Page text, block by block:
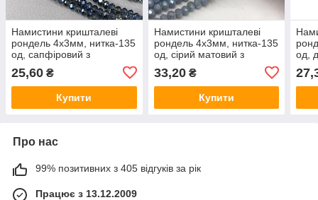
Намистини кришталеві
рондель 4х3мм, нитка-135
од, сапфіровий з
25,60 ₴
Купити
Намистини кришталеві
рондель 4х3мм, нитка-135
од, сірий матовий з
33,20₴
Купити
од,
Про нас
99% позитивних з 405 відгуків за рік
Працює з 13.12.2009